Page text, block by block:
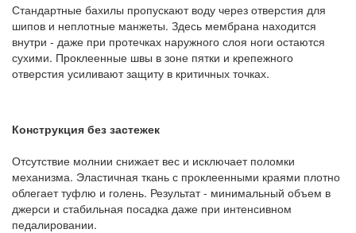
Стандартные бахилы пропускают воду через отверстия для
шипов и неплотные манжеты. Здесь мембрана находится
внутри - даже при протечках наружного слоя ноги остаются
сухими. Проклеенные швы в зоне пятки и крепежного
отверстия усиливают защиту в критичных точках.
Конструкция без застежек
Отсутствие молнии снижает вес и исключает поломки
механизма. Эластичная ткань с проклеенными краями плотно
облегает туфлю и голень. Результат - минимальный объем в
джерси и стабильная посадка даже при интенсивном
педалировании.